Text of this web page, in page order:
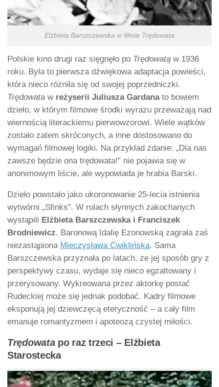
Elżbieta Barszczewska w filmie Trędowata
Polskie kino drugi raz sięgnęło po Trędowatą w 1936
roku. Była to pierwsza dźwiękowa adaptacja powieści,
która nieco różniła się od swojej poprzedniczki.
Trędowata w reżyserii Juliusza Gardanato bowiem
dzieło, w którym filmowe środki wyrazu przeważają nad
wiernością literackiemu pierwowzorowi. Wiele wątków
zostało zatem skróconych, a inne dostosowano do
wymagań filmowej logiki. Na przykład zdanie: „Dla nas
zawsze będzie ona trędowata!” nie pojawia się w
anonimowym liście, ale wypowiada je hrabia Barski.
Dzieło powstało jako ukoronowanie 25-lecia istnienia
wytwórni „Sfinks”. W rolach słynnych zakochanych
wystąpili Elżbieta Barszczewska i Franciszek
Brodniewicz. Baronową Idalię Ezonowską zagrała zaś
niezastąpiona Mieczysława Ćwiklińska. Sama
Barszczewska przyznała po latach, że jej sposób gry z
perspektywy czasu, wydaje się nieco egzaltowany i
przerysowany. Wykreowana przez aktorkę postać
Rudeckiej może się jednak podobać. Kadry filmowe
eksponują jej dziewczęcą eteryczność – a cały film
emanuje romantyzmem i apoteozą czystej miłości.
Trędowatapo raz trzeci – Elżbieta
Starostecka